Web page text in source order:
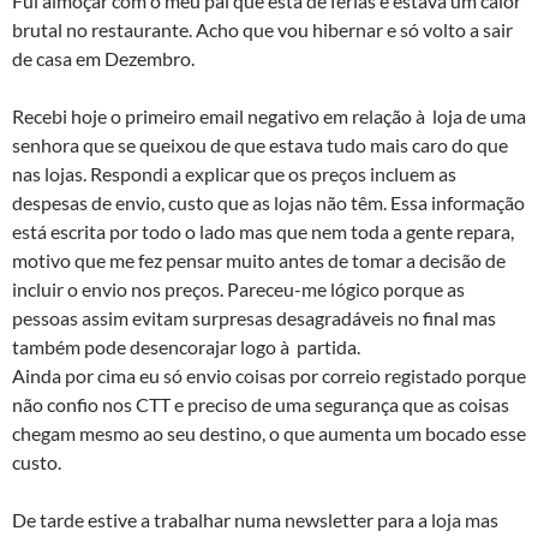
brutal no restaurante. Acho que vou hibernar e só volto a sair
de casa em Dezembro.
Recebi hoje o primeiro email negativo em relação à loja de uma
senhora que se queixou de que estava tudo mais caro do que
nas lojas. Respondi a explicar que os preços incluem as
despesas de envio, custo que as lojas não têm. Essa informação
está escrita por todo o lado mas que nem toda a gente repara,
motivo que me fez pensar muito antes de tomar a decisão de
incluir o envio nos preços. Pareceu-me lógico porque as
pessoas assim evitam surpresas desagradáveis no final mas
também pode desencorajar logo à partida.
Ainda por cima eu só envio coisas por correio registado porque
não confio nos CTT e preciso de uma segurança que as coisas
chegam mesmo ao seu destino, o que aumenta um bocado esse
custo.
De tarde estive a trabalhar numa newsletter para a loja mas